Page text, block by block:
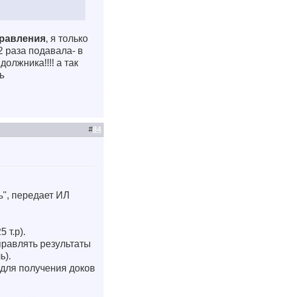
, я только
раза подавала- в
а так
#84
передает ИЛ
т.р).
результаты
получения доков